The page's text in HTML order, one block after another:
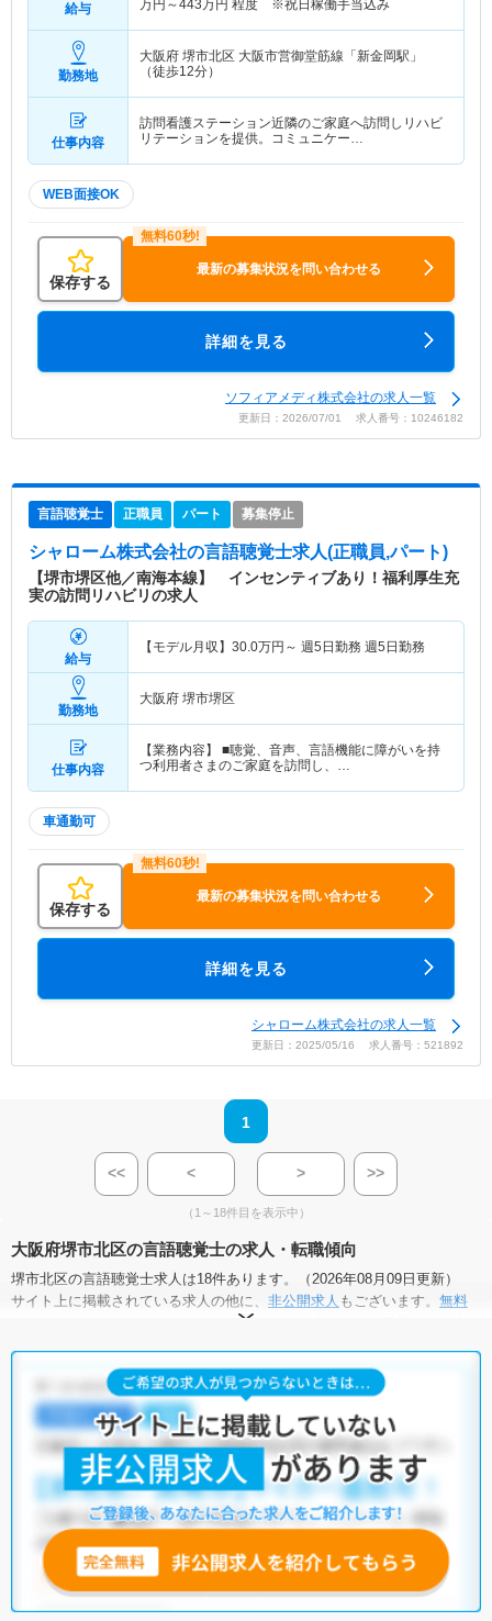
給与 万円～443 万円 程度 ※祝日稼働手当込み
勤務地
大阪府 堺市北区 大阪市営御堂筋線「新金岡駅」
（徒歩12分）
仕事内容
訪問看護ステーション近隣のご家庭へ訪問しリハビ
リテーションを提供。コミュニケー…
WEB面接OK
保存する
最新の募集状況を問い合わせる
詳細を見る
ソフィアメディ株式会社の求人一覧
更新日：2026/07/01 求人番号：10246182
言語聴覚士 正職員 パート 募集停止
シャローム株式会社の言語聴覚士求人(正職員,パート)
【堺市堺区他／南海本線】 インセンティブあり！福利厚生充
実の訪問リハビリの求人
給与
【モデル月収】 30.0万円～ 週5日勤務 週5日勤務
勤務地
大阪府 堺市堺区
仕事内容
【業務内容】 ■聴覚、音声、言語機能に障がいを持
つ利用者さまのご家庭を訪問し、…
車通勤可
保存する
最新の募集状況を問い合わせる
詳細を見る
シャローム株式会社の求人一覧
更新日：2025/05/16 求人番号：521892
1
<< < > >>
（1～18件目を表示中）
大阪府堺市北区の言語聴覚士の求人・転職傾向
堺市北区の言語聴覚士求人は18件あります。（2026年08月09日更新）
サイト上に掲載されている求人の他に、 非公開求人 もございます。 無料
にお申し込みいただくと、全求人からご希望条件に合
堺市北区の言語聴覚士求人では以下のような条件が人気です。
土日祝休・積極採用中・ 残業少なめ 正社員(正職員)
・介護福祉施設・訪問リハビリ(在宅医療) ・小児リハビリ
他の条件でも人気の求人がございますので、「こだわり条件」から検索
いただくか、お気軽にお問い合わせください。
全国の言語聴覚士求人
無料転職支援サービス
にお申し込みいただくと、ご希望条件をヒアリン
グした上で求人をご提案いたします。